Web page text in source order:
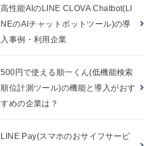
高性能AIのLINE CLOVA Chatbot(LI
NEのAIチャットボットツール)の導
入事例・利用企業
500円で使える順一くん(低機能検索
順位計測ツール)の機能と導入がおす
すめの企業は？
LINE Pay(スマホのおサイフサービ